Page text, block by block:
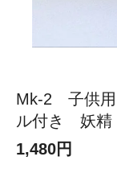
Mk-2 子供
ル付き 妖精
1,480円